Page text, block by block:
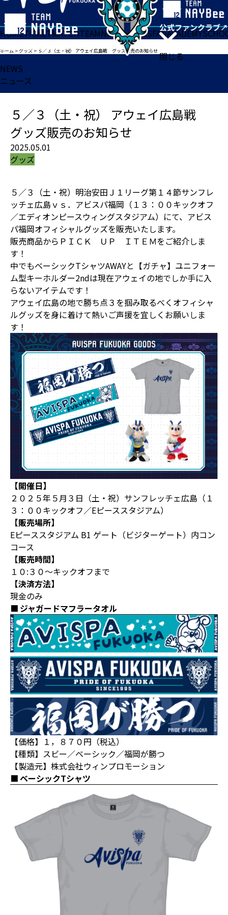
閉じる
HOMETICKETMATCHTEAMNEWSGOODSFANACADEMY
ホーム >グッズ > ５／３（土・祝） アウェイ広島戦 グッズ販売のお知らせ
NEWS
ニュース
５／３（土・祝） アウェイ広島戦
グッズ販売のお知らせ
2025.05.01
グッズ
５／３（土・祝）明治安田Ｊ１リーグ第１４節サンフレ
ッチェ広島ｖｓ．アビスパ福岡（１３：００キックオフ
／エディオンピースウィングスタジアム）にて、アビス
パ福岡オフィシャルグッズを販売いたします。
販売商品からＰＩＣＫ ＵＰ ＩＴＥＭをご紹介しま
す！
中でもベーシックTシャツAWAYと【ガチャ】ユニフォー
ム型キーホルダー2ndは現在アウェイの地でしか手に入
らないアイテムです！
アウェイ広島の地で勝ち点３を掴み取るべくオフィシャ
ルグッズを身に着けて熱いご声援を宜しくお願いしま
す！
【開催日】
２０２５年５月３日（土・祝）サンフレッチェ広島（１
３：００キックオフ／Eピーススタジアム）
【販売場所】
Eピーススタジアム B1 ゲート（ビジターゲート）内コン
コース
【販売時間】
１０:３０～キックオフまで
【決済方法】
現金のみ
ジャガードマフラータオル
【価格】１，８７０円（税込）
【種類】スビー／ベーシック／福岡が勝つ
【製造元】株式会社ウィンプロモーション
ベーシックTシャツ